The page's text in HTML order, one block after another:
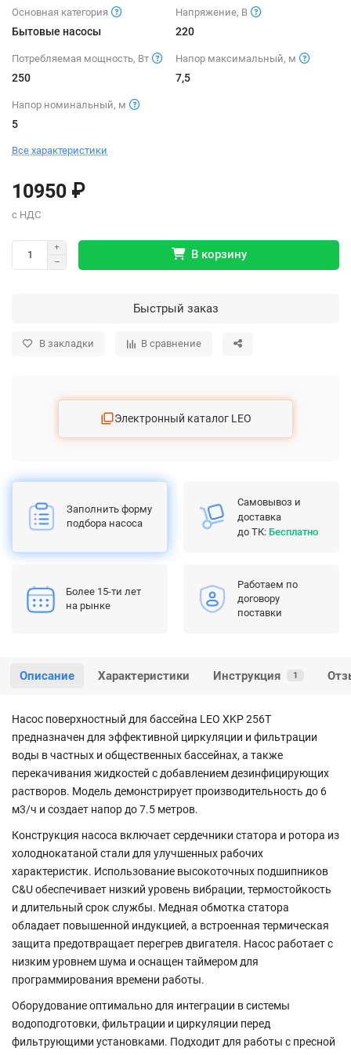
Основная категория
Бытовые насосы
Напряжение, В
220
Потребляемая мощность, Вт
250
Напор максимальный, м
7,5
Напор номинальный, м
5
Все характеристики
10950 ₽
В корзину
Быстрый заказ
В закладки В сравнение
Электронный каталог LEO
Заполнить форму
подбора насоса
Самовывоз и
доставка
до ТК: Бесплатно
Более 15-ти лет
на рынке
Работаем по
договору
поставки
Описание Характеристики Инструкция 1
Насос поверхностный для бассейна LEO XKP 256T
предназначен для эффективной циркуляции и фильтрации
воды в частных и общественных бассейнах, а также
перекачивания жидкостей с добавлением дезинфицирующих
растворов. Модель демонстрирует производительность до 6
м3/ч и создает напор до 7.5 метров.
Конструкция насоса включает сердечники статора и ротора из
холоднокатаной стали для улучшенных рабочих
характеристик. Использование высокоточных подшипников
C&U обеспечивает низкий уровень вибрации, термостойкость
и длительный срок службы. Медная обмотка статора
обладает повышенной индукцией, а встроенная термическая
защита предотвращает перегрев двигателя. Насос работает с
низким уровнем шума и оснащен таймером для
программирования времени работы.
Оборудование оптимально для интеграции в системы
водоподготовки, фильтрации и циркуляции перед
фильтрующими установками. Подходит для работы с пресной